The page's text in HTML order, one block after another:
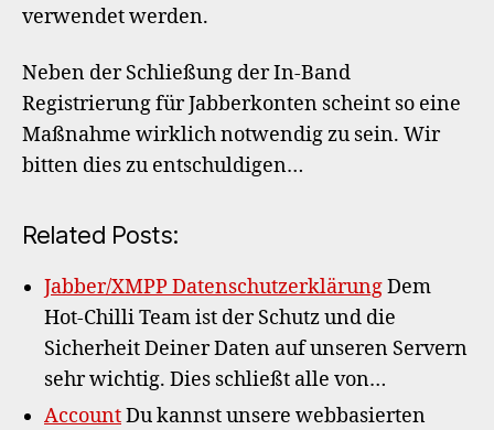
verwendet werden.
Neben der Schließung der In-Band
Registrierung für Jabberkonten scheint so eine
Maßnahme wirklich notwendig zu sein. Wir
bitten dies zu entschuldigen…
Related Posts:
Jabber/XMPP DatenschutzerklärungDem
Hot-Chilli Team ist der Schutz und die
Sicherheit Deiner Daten auf unseren Servern
sehr wichtig. Dies schließt alle von…
AccountDu kannst unsere webbasierten